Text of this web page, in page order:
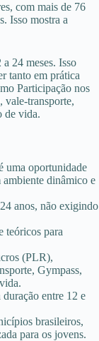
com mais de 76
Isso mostra a
24 meses. Isso
tanto em prática
Participação nos
vale-transporte,
de vida.
uma oportunidade
ambiente dinâmico e
anos, não exigindo
teóricos para
(PLR),
Gympass,
entre 12 e
brasileiros,
para os jovens.